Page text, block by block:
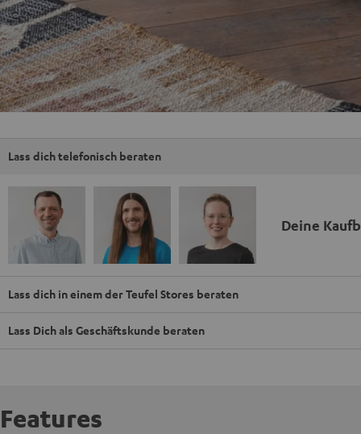
Lass dich telefonisch beraten
Deine
Lass dich in einem der Teufel Stores beraten
Lass Dich als Geschäftskunde beraten
Features